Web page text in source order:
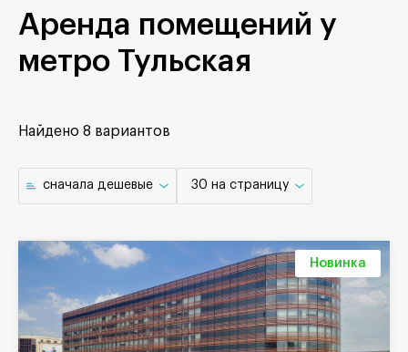
Аренда помещений у
метро Тульская
Найдено 8 вариантов
cначала дешевые 30 на страницу
Новинка